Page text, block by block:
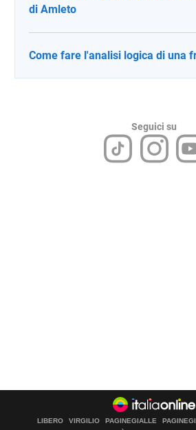
di Amleto
Come fare l'analisi logica di una
Seguici su
LIBERO VIRGILIO PAGINEGIALLE